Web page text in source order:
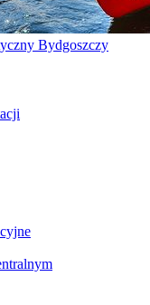
Bydgoszczy